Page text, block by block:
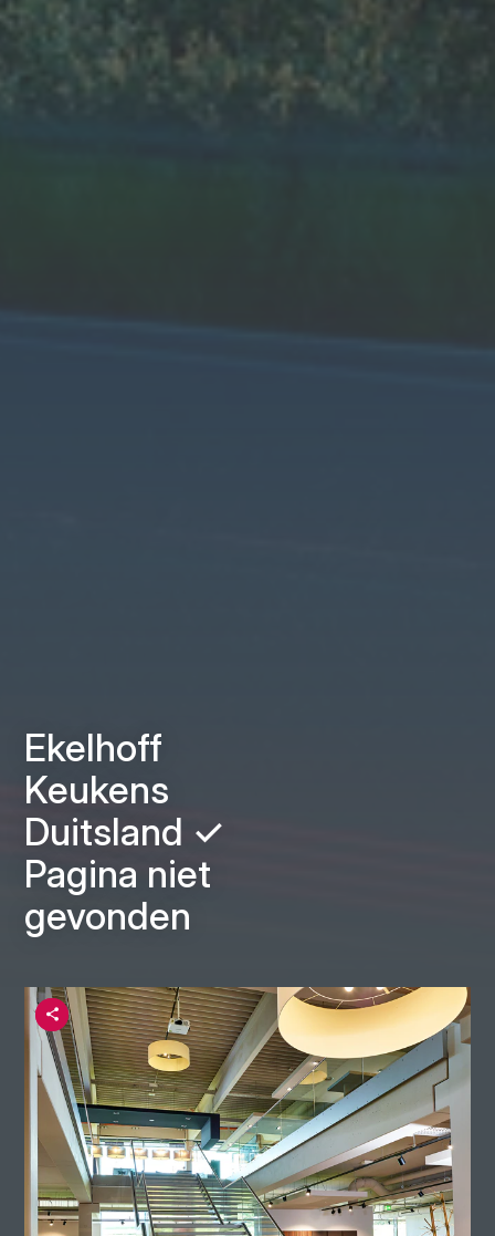
Ekelhoff
Keukens
Duitsland ✓
Pagina niet
gevonden